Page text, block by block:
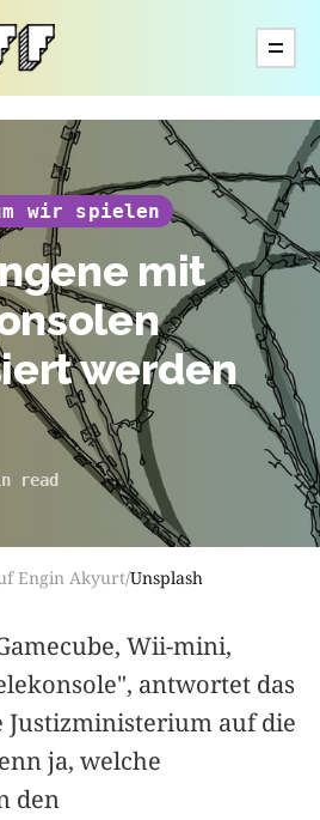
wir spielen
mit
werden
read
Engin Akyurt/Unsplash
Wii-mini,
antwortet das
Justizministerium auf die
ja, welche
den